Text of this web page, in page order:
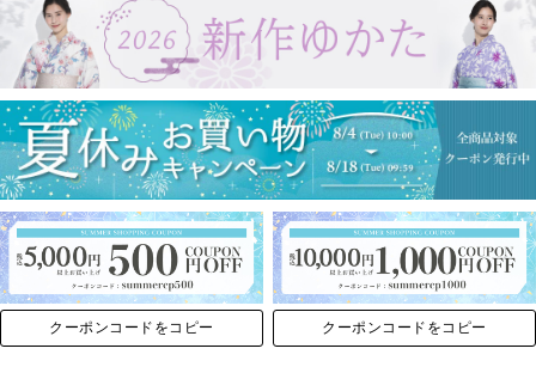
クーポンコードをコピー クーポンコードをコピー